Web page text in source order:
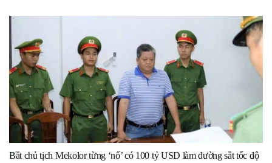
Bắt chủ tịch Mekolor từng ‘nổ’ có 100 tỷ USD làm đường sắt tốc độ